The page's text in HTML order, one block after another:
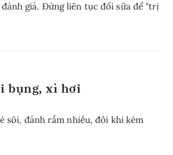
giá. Đừng liên tục đổi sữa để "trị
bụng, xì hơi
sôi, đánh rắm nhiều, đôi khi kèm